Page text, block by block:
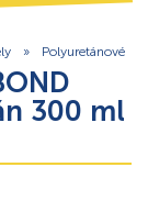
» Polyuretánové
300 ml